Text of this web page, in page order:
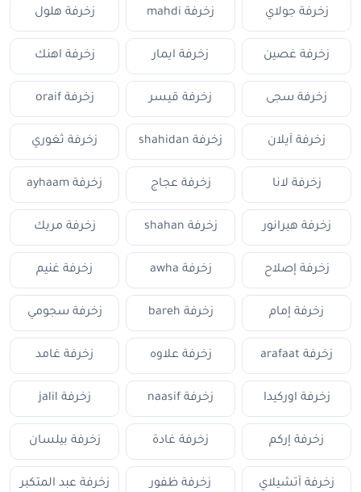
زخرفة جولاي زخرفة mahdi زخرفة هلول
زخرفة غصين زخرفة ايمار زخرفة اهنك
زخرفة سجى زخرفة قيسر زخرفة oraif
زخرفة آيلان زخرفة shahidan زخرفة ثغوري
زخرفة لانا زخرفة عجاج زخرفة ayhaam
زخرفة هيرانور زخرفة shahan زخرفة مريك
زخرفة إصلاح زخرفة awha زخرفة غنيم
زخرفة إمام زخرفة bareh زخرفة سجومي
زخرفة arafaat زخرفة علاوه زخرفة غامد
زخرفة اوركيدا زخرفة naasif زخرفة jalil
زخرفة إركم زخرفة غادة زخرفة بيلسان
زخرفة آتشيلاي زخرفة ظفور زخرفة عبد المتكبر